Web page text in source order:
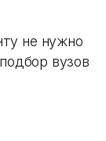
не нужно
вузов